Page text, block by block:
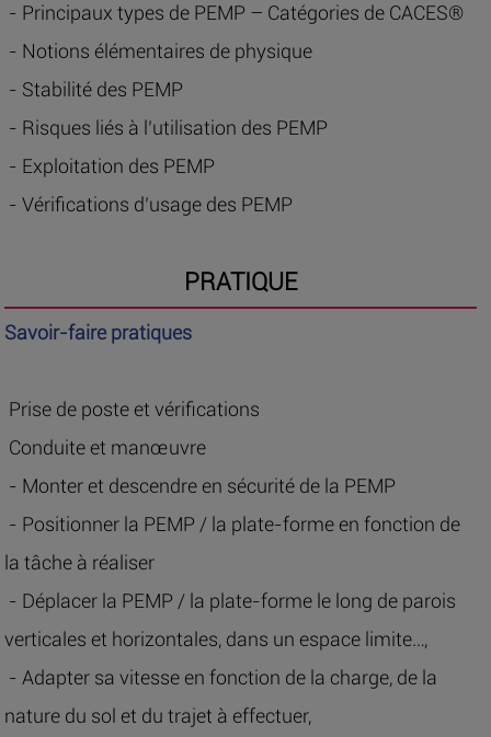
- Principaux types de PEMP – Catégories de CACES®
- Notions élémentaires de physique
- Stabilité des PEMP
- Risques liés à l’utilisation des PEMP
- Exploitation des PEMP
- Vérifications d’usage des PEMP
PRATIQUE
Savoir-faire pratiques
Prise de poste et vérifications
Conduite et manœuvre
- Monter et descendre en sécurité de la PEMP
- Positionner la PEMP / la plate-forme en fonction de
la tâche à réaliser
- Déplacer la PEMP / la plate-forme le long de parois
verticales et horizontales, dans un espace limite…,
- Adapter sa vitesse en fonction de la charge, de la
nature du sol et du trajet à effectuer,